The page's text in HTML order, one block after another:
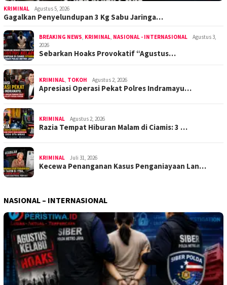
KRIMINAL Agustus 5, 2026
Gagalkan Penyelundupan 3 Kg Sabu Jaringa…
BREAKING NEWS KRIMINAL NASIONAL - INTERNASIONAL
Agustus 3,
2026
Sebarkan Hoaks Provokatif “Agustus…
KRIMINAL TOKOH Agustus 2, 2026
Apresiasi Operasi Pekat Polres Indramayu…
KRIMINAL Agustus 2, 2026
Razia Tempat Hiburan Malam di Ciamis: 3 …
KRIMINAL Juli 31, 2026
Kecewa Penanganan Kasus Penganiayaan Lan…
NASIONAL – INTERNASIONAL